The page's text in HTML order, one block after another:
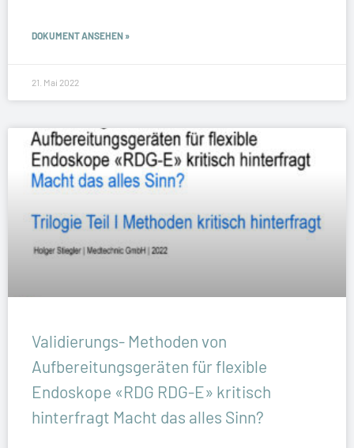
DOKUMENT ANSEHEN »
21. Mai 2022
Validierungs- Methoden von
Aufbereitungsgeräten für flexible
Endoskope «RDG RDG-E» kritisch
hinterfragt Macht das alles Sinn?